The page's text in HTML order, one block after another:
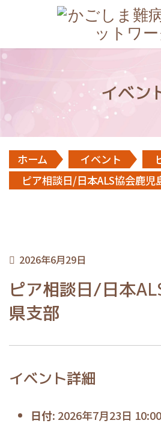
イベン
ホーム イベント
ピア相談日/日本ALS協会鹿児
2026年6月29日
ピア相談日/日本
県支部
イベント詳細
日付: 2026年7月23日